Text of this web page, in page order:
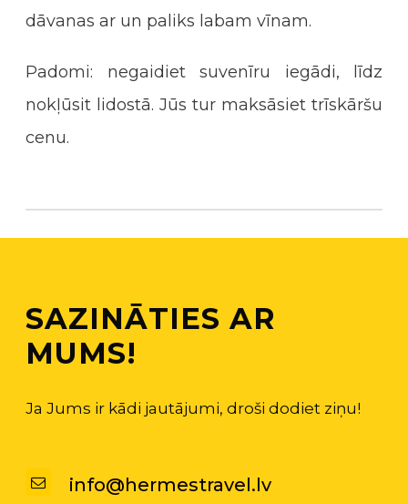
dāvanas ar un paliks labam vīnam.
Padomi: negaidiet suvenīru iegādi, līdz
nokļūsit lidostā. Jūs tur maksāsiet trīskāršu
cenu.
SAZINĀTIES AR
MUMS!
Ja Jums ir kādi jautājumi, droši dodiet ziņu!
info@hermestravel.lv